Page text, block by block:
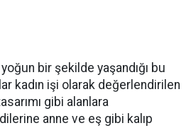
bir şekilde yaşandığı bu
kadın işi olarak değerlendirilen
gibi alanlara
anne ve eş gibi kalıp